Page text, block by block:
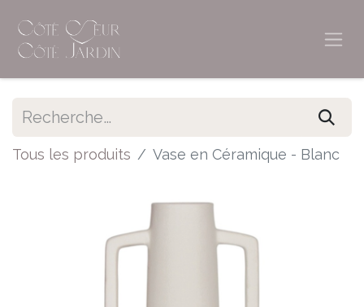
Tous les produits Vase en Céramique - Blanc